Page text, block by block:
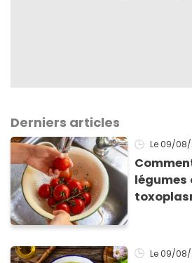
Derniers articles
Le 09/
légumes
Le 09/